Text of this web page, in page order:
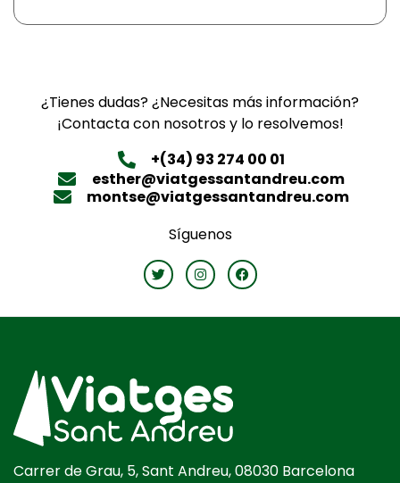
¿Tienes dudas? ¿Necesitas más información?
¡Contacta con nosotros y lo resolvemos!
+(34) 93 274 00 01
esther@viatgessantandreu.com
montse@viatgessantandreu.com
Síguenos
Carrer de Grau, 5, Sant Andreu, 08030 Barcelona